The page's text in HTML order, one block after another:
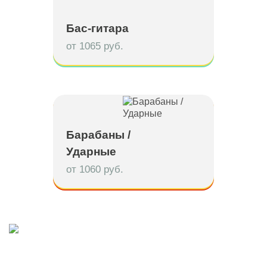
Бас-гитара
от 1065 руб.
Барабаны /
Ударные
от 1060 руб.